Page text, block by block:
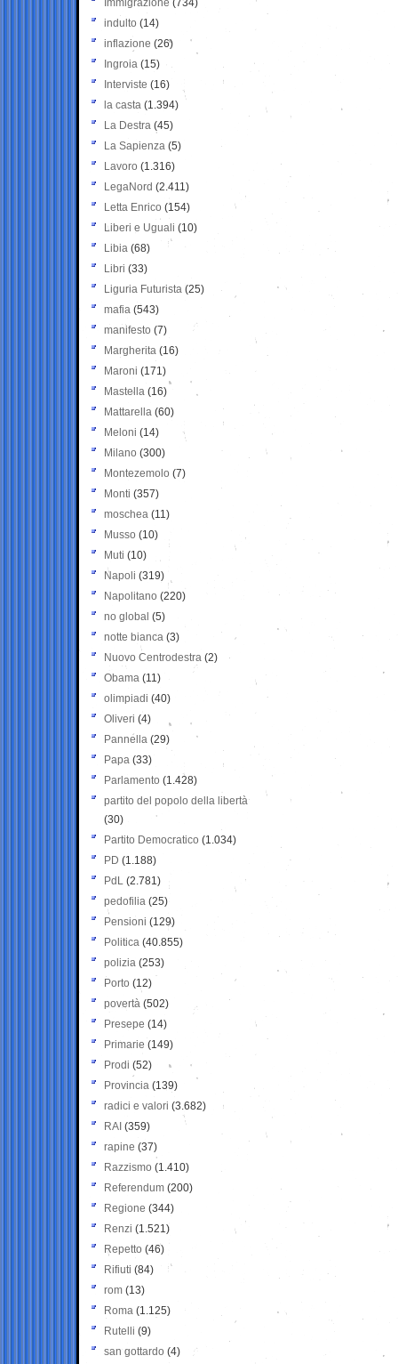
Immigrazione (734)
indulto (14)
inflazione (26)
Ingroia (15)
Interviste (16)
la casta (1.394)
La Destra (45)
La Sapienza (5)
Lavoro (1.316)
LegaNord (2.411)
Letta Enrico (154)
Liberi e Uguali (10)
Libia (68)
Libri (33)
Liguria Futurista (25)
mafia (543)
manifesto (7)
Margherita (16)
Maroni (171)
Mastella (16)
Mattarella (60)
Meloni (14)
Milano (300)
Montezemolo (7)
Monti (357)
moschea (11)
Musso (10)
Muti (10)
Napoli (319)
Napolitano (220)
no global (5)
notte bianca (3)
Nuovo Centrodestra (2)
Obama (11)
olimpiadi (40)
Oliveri (4)
Pannella (29)
Papa (33)
Parlamento (1.428)
partito del popolo della libertà
(30)
Partito Democratico (1.034)
PD (1.188)
PdL (2.781)
pedofilia (25)
Pensioni (129)
Politica (40.855)
polizia (253)
Porto (12)
povertà (502)
Presepe (14)
Primarie (149)
Prodi (52)
Provincia (139)
radici e valori (3.682)
RAI (359)
rapine (37)
Razzismo (1.410)
Referendum (200)
Regione (344)
Renzi (1.521)
Repetto (46)
Rifiuti (84)
rom (13)
Roma (1.125)
Rutelli (9)
san gottardo (4)